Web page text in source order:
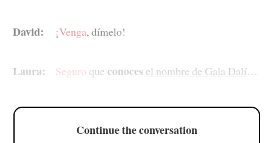
David: ¡Venga, dímelo!
Laura: Seguro que conoces el nombre de Gala Dalí…
Continue the conversation